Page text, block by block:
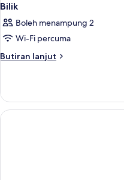
Bilik
Boleh menampung 2
Wi-Fi percuma
Butiran lanjut
Butiran